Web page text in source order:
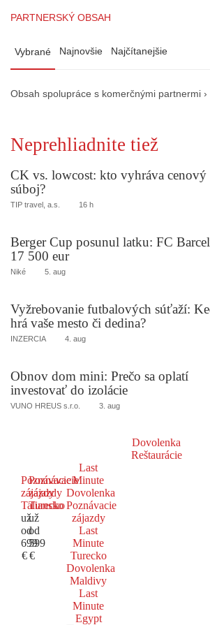
PARTNERSKÝ OBSAH
Vybrané Najnovšie Najčítanejšie
Obsah spolupráce s komerčnými partnermi ›
Neprehliadnite tiež
CK vs. lowcost: kto vyhráva cenový
súboj?
TIP travel, a.s. 16 h
Berger Cup posunul latku: FC
17 500 eur
Niké 5. aug
Vyžrebovanie futbalových súťaží:
hrá vaše mesto či dedina?
INZERCIA 4. aug
Obnov dom mini: Prečo sa oplatí
investovať do izolácie
VUNO HREUS s.r.o. 3. aug
Dovolenka
Reštaurácie
Poznávacie
zájazdy
Taliansko
už
od
699
€
Poznávacie
zájazdy
Turecko
už
od
599
€
Last
Minute
Dovolenka
Poznávacie
zájazdy
Last
Minute
Turecko
Dovolenka
Maldivy
Last
Minute
Egypt